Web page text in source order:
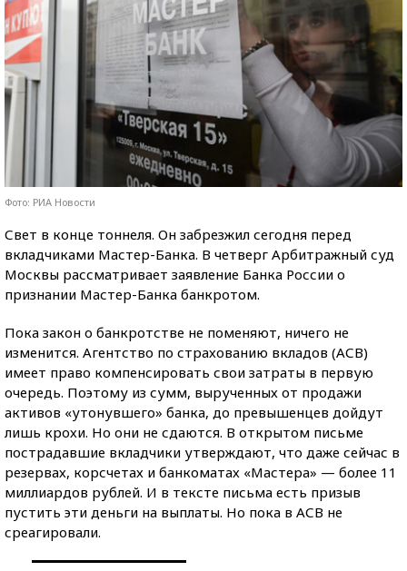
Фото: РИА Новости
Свет в конце тоннеля. Он забрезжил сегодня перед
вкладчиками Мастер-Банка. В четверг Арбитражный суд
Москвы рассматривает заявление Банка России о
признании Мастер-Банка банкротом.
Пока закон о банкротстве не поменяют, ничего не
изменится. Агентство по страхованию вкладов (АСВ)
имеет право компенсировать свои затраты в первую
очередь. Поэтому из сумм, вырученных от продажи
активов «утонувшего» банка, до превышенцев дойдут
лишь крохи. Но они не сдаются. В открытом письме
пострадавшие вкладчики утверждают, что даже сейчас в
резервах, корсчетах и банкоматах «Мастера» — более 11
миллиардов рублей. И в тексте письма есть призыв
пустить эти деньги на выплаты. Но пока в АСВ не
среагировали.